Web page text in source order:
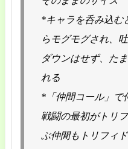
*キャラを呑み込む
らモグモグされ、
ダウンはせず、た
れる
*「仲間コール」で
戦闘の最初がトリ
ぶ仲間もトリフィ